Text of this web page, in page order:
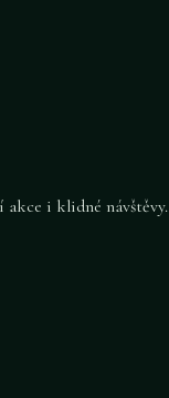
i klidné návštěvy.